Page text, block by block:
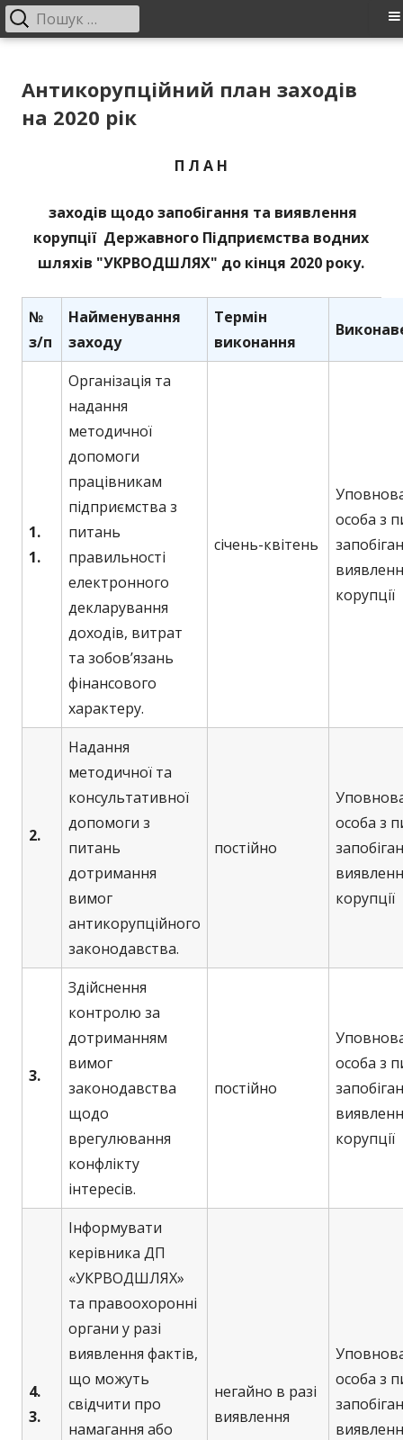
Головне
Пошук:
Антикорупційний план заходів
на 2020 рік
П Л А Н
заходів щодо запобігання та виявлення
корупції Державного Підприємства водних
шляхів "УКРВОДШЛЯХ" до кінця 2020 року.
№
з/п
Найменування
заходу
Термін
виконання
1.
1.
Організація та
надання
методичної
допомоги
працівникам
підприємства з
питань
правильності
електронного
декларування
доходів, витрат
та зобов’язань
фінансового
характеру.
січень-квітень
особа з
корупції
2.
Надання
методичної та
консультативної
допомоги з
питань
дотримання
вимог
антикорупційного
законодавства.
постійно
особа з
корупції
3.
Здійснення
контролю за
дотриманням
вимог
законодавства
щодо
врегулювання
конфлікту
інтересів.
постійно
особа з
корупції
4.
3.
Інформувати
керівника ДП
«УКРВОДШЛЯХ»
та правоохоронні
органи у разі
виявлення фактів,
що можуть
свідчити про
намагання або
негайно в разі
виявлення
особа з